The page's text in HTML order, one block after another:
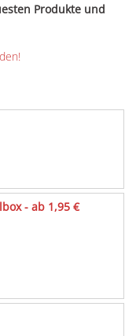
Produkte und
- ab 1,95 €